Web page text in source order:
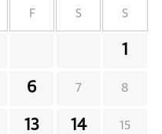
F S S
1
6 7 8
13 14 15